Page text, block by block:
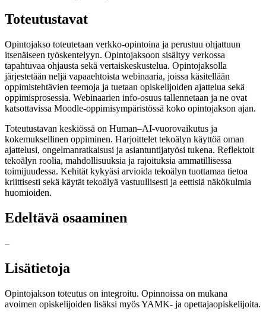
Toteutustavat
Opintojakso toteutetaan verkko-opintoina ja perustuu ohjattuun
itsenäiseen työskentelyyn. Opintojaksoon sisältyy verkossa
tapahtuvaa ohjausta sekä vertaiskeskustelua. Opintojaksolla
järjestetään neljä vapaaehtoista webinaaria, joissa käsitellään
oppimistehtävien teemoja ja tuetaan opiskelijoiden ajattelua sekä
oppimisprosessia. Webinaarien info-osuus tallennetaan ja ne ovat
katsottavissa Moodle-oppimisympäristössä koko opintojakson ajan.
Toteutustavan keskiössä on Human–AI‑vuorovaikutus ja
kokemuksellinen oppiminen. Harjoittelet tekoälyn käyttöä oman
ajattelusi, ongelmanratkaisusi ja asiantuntijatyösi tukena. Reflektoit
tekoälyn roolia, mahdollisuuksia ja rajoituksia ammatillisessa
toimijuudessa. Kehität kykyäsi arvioida tekoälyn tuottamaa tietoa
kriittisesti sekä käytät tekoälyä vastuullisesti ja eettisiä näkökulmia
huomioiden.
Edeltävä osaaminen
–
Lisätietoja
Opintojakson toteutus on integroitu. Opinnoissa on mukana
avoimen opiskelijoiden lisäksi myös YAMK- ja opettajaopiskelijoita.